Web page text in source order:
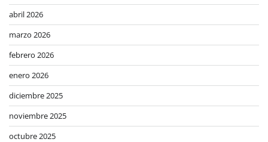
abril 2026
marzo 2026
febrero 2026
enero 2026
diciembre 2025
noviembre 2025
octubre 2025